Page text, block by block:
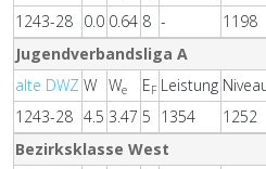
1243-28 0.0 0.64 8 - 1198
Jugendverbandsliga A
alte DWZ W We EF Leistung
1243-28 4.5 3.47 5 1354 1252
Bezirksklasse West